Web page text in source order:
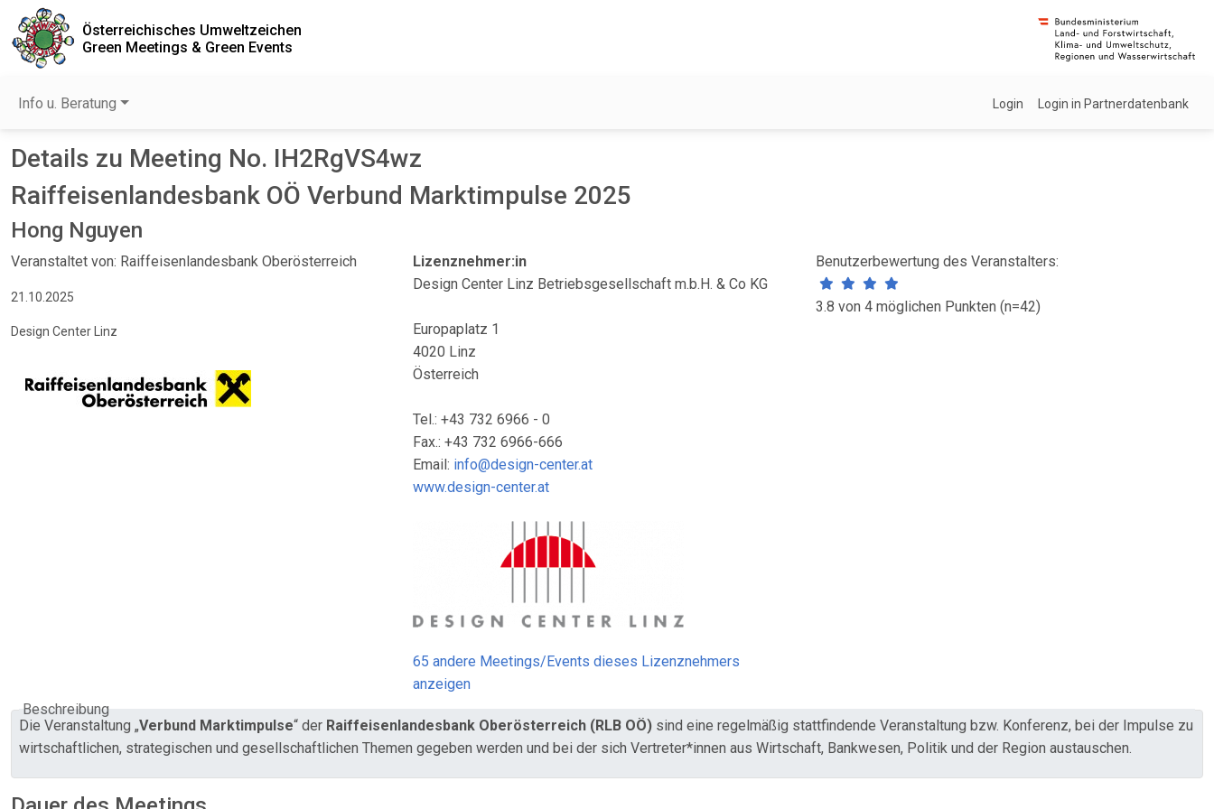
Österreichisches Umweltzeichen
Green Meetings & Green Events
Info u. Beratung Login Login in Partnerdatenbank
Details zu Meeting No. IH2RgVS4wz
Raiffeisenlandesbank OÖ Verbund Marktimpulse 2025
Hong Nguyen
Veranstaltet von: Raiffeisenlandesbank Oberösterreich
21.10.2025
Design Center Linz
Lizenznehmer:in
Design Center Linz Betriebsgesellschaft m.b.H. & Co KG
Europaplatz 1
4020 Linz
Österreich
Tel.: +43 732 6966 - 0
Fax.: +43 732 6966-666
Email: info@design-center.at
www.design-center.at
65 andere Meetings/Events dieses Lizenznehmers
anzeigen
Benutzerbewertung des Veranstalters:
3.8 von 4 möglichen Punkten (n=42)
Beschreibung
Die Veranstaltung „Verbund Marktimpulse“ der Raiffeisenlandesbank Oberösterreich (RLB OÖ) sind eine regelmäßig stattfindende Veranstaltung bzw. Konferenz, bei der Impulse zu
wirtschaftlichen, strategischen und gesellschaftlichen Themen gegeben werden und bei der sich Vertreter*innen aus Wirtschaft, Bankwesen, Politik und der Region austauschen.